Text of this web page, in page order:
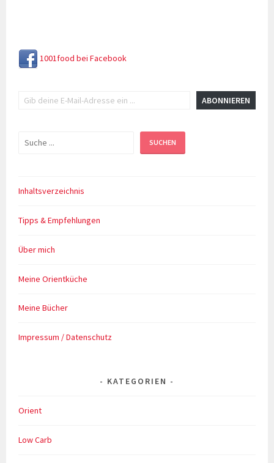
1001food bei Facebook
ABONNIEREN
Suchen SUCHEN
Inhaltsverzeichnis
Tipps & Empfehlungen
Über mich
Meine Orientküche
Meine Bücher
Impressum / Datenschutz
KATEGORIEN
Orient
Low Carb